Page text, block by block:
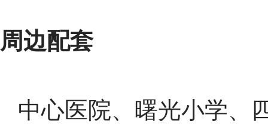
周边配套
中心医院、曙光小学、